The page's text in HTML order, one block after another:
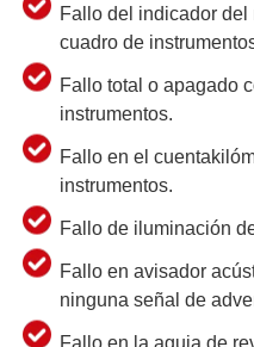
Fallo del indicador del
cuadro de
Fallo total o apagado
instrumentos.
Fallo en el
instrumentos.
Fallo de iluminación
Fallo en avisador
ninguna señal de
Fallo en la aguja de